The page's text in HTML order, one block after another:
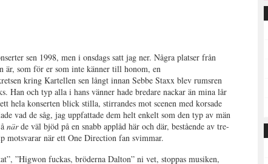
sen 1998, men i onsdags satt jag ner. Några platser från
är, som för er som inte känner till honom, en
kring Kartellen sen långt innan Sebbe Staxx blev rumsren
Han och typ alla i hans vänner hade bredare nackar än mina lår
hela konserten blick stilla, stirrandes mot scenen med korsade
vad de såg, jag uppfattade dem helt enkelt som den typ av män
närde väl bjöd på en snabb applåd här och där, bestående av tre-
motsvarar när ett One Direction fan svimmar.
”Higwon fuckas, bröderna Dalton” ni vet, stoppas musiken,